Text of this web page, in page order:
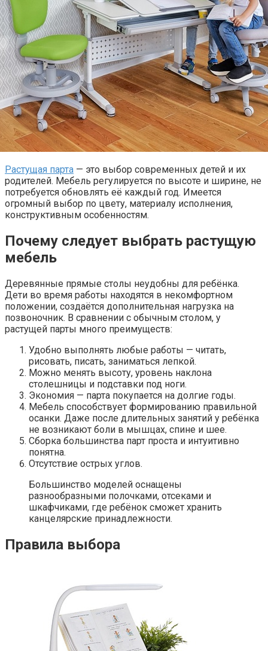
Растущая парта — это выбор современных детей и их
родителей. Мебель регулируется по высоте и ширине, не
потребуется обновлять её каждый год. Имеется
огромный выбор по цвету, материалу исполнения,
конструктивным особенностям.
Почему следует выбрать растущую
мебель
Деревянные прямые столы неудобны для ребёнка.
Дети во время работы находятся в некомфортном
положении, создаётся дополнительная нагрузка на
позвоночник. В сравнении с обычным столом, у
растущей парты много преимуществ:
Удобно выполнять любые работы — читать,
рисовать, писать, заниматься лепкой.
Можно менять высоту, уровень наклона
столешницы и подставки под ноги.
Экономия — парта покупается на долгие годы.
Мебель способствует формированию правильной
осанки. Даже после длительных занятий у ребёнка
не возникают боли в мышцах, спине и шее.
Сборка большинства парт проста и интуитивно
понятна.
Отсутствие острых углов.
Большинство моделей оснащены
разнообразными полочками, отсеками и
шкафчиками, где ребёнок сможет хранить
канцелярские принадлежности.
Правила выбора